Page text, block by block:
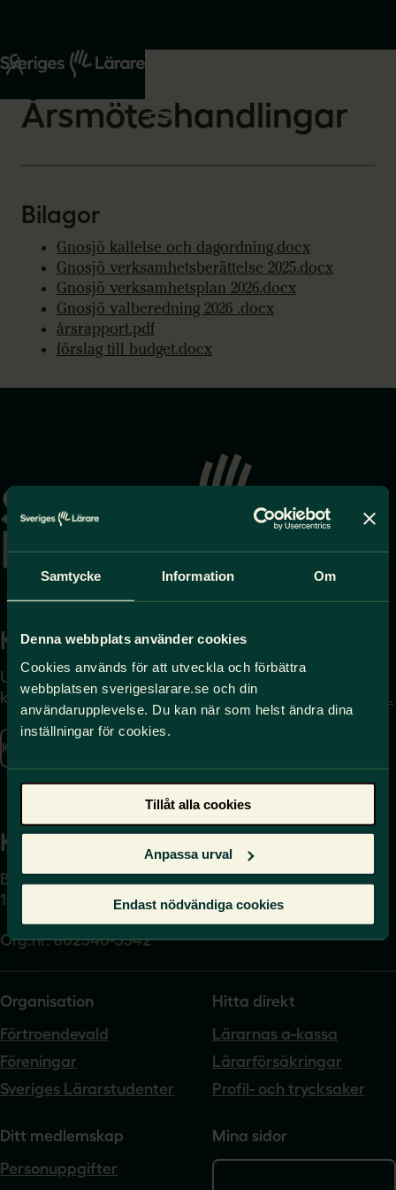
Samtycke Information Om
Denna webbplats använder cookies
Cookies används för att utveckla och förbättra
webbplatsen sverigeslarare.se och din
användarupplevelse. Du kan när som helst ändra dina
inställningar för cookies.
Tillåt alla cookies
Anpassa urval
Endast nödvändiga cookies
Start
Om oss
2026-03-02
Årsmöteshandlingar
Bilagor
Gnosjö kallelse och dagordning.docx
Gnosjö verksamhetsberättelse 2025.docx
Gnosjö verksamhetsplan 2026.docx
Gnosjö valberedning 2026 .docx
årsrapport.pdf
förslag till budget.docx
startsidan
Kontakta
Uppgifter om hur du
kontaktar oss finns här.
Kontakta oss
Press
Journalist – du når oss
på press@sverigeslarare.
se
Presskontakt
Kansli
Box 17061
104 62 Stockholm
Org.nr. 802540-5542
Organisation
Förtroendevald
Föreningar
Sveriges Lärarstudenter
Hitta direkt
Lärarnas a-kassa
Lärarförsäkringar
Profil- och trycksaker
Ditt medlemskap
Personuppgifter
Mina sidor